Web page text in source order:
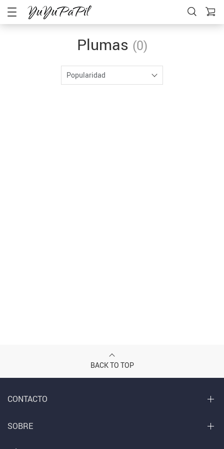
Plumas (0)
Popularidad
BACK TO TOP
CONTACTO
SOBRE